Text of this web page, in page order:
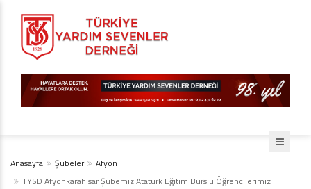
Anasayfa Şubeler
Afyon
TYSD Afyonkarahisar Şubemiz Atatürk Eğitim Burslu Öğrencilerimiz